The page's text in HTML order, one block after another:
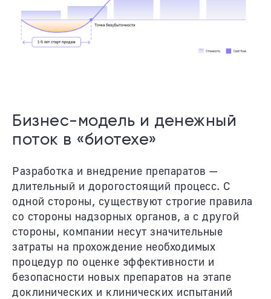
Бизнес-модель и денежный
поток в «биотехе»
Разработка и внедрение препаратов —
длительный и дорогостоящий процесс. С
одной стороны, существуют строгие правила
со стороны надзорных органов, а с другой
стороны, компании несут значительные
затраты на прохождение необходимых
процедур по оценке эффективности и
безопасности новых препаратов на этапе
доклинических и клинических испытаний